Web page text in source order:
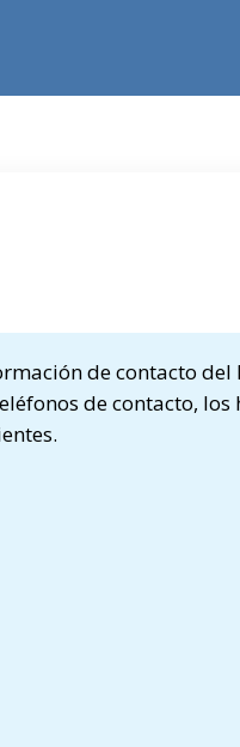
de contacto del
de contacto,